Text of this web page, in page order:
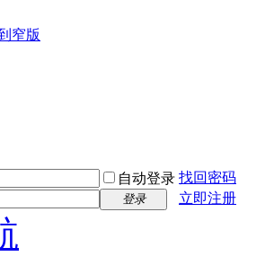
窄版
自动登录 找回密码
登录 立即注册